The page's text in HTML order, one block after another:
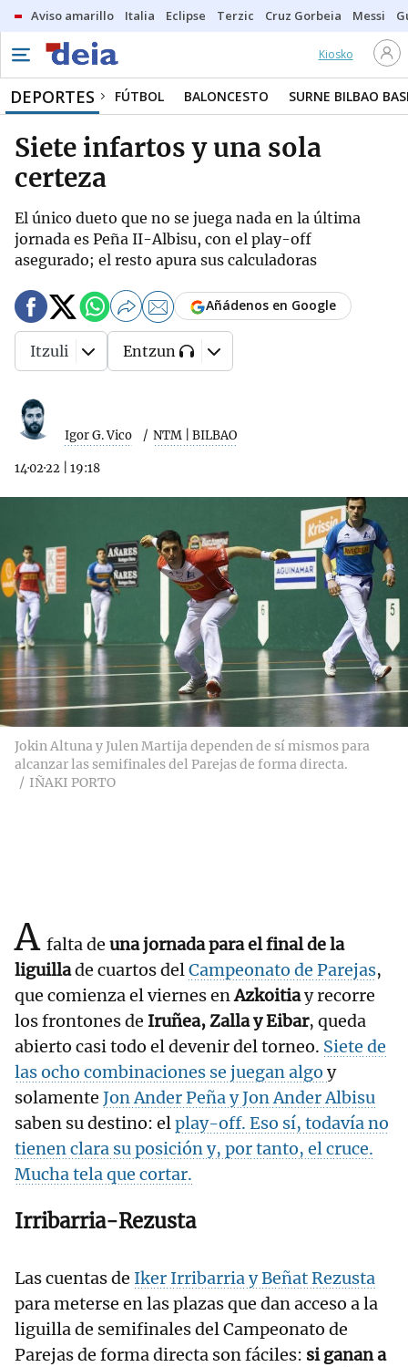
Aviso amarillo Italia Eclipse Terzic Cruz Gorbeia Messi
Kiosko
DEPORTES FÚTBOL BALONCESTO SURNE BILBAO
Siete infartos y una sola
certeza
El único dueto que no se juega nada en la última
jornada es Peña II-Albisu, con el play-off
asegurado; el resto apura sus calculadoras
Igor G. Vico NTM | BILBAO
14·02·22 19:18
Añádenos en Google
Itzuli Entzun
Jokin Altuna y Julen Martija dependen de sí mismos para
alcanzar las semifinales del Parejas de forma directa.
IÑAKI PORTO
A falta de una jornada para el final de la
liguillade cuartos delCampeonato de Parejas,
que comienza el viernes enAzkoitiay recorre
los frontones de Iruñea, Zalla y Eibar, queda
abierto casi todo el devenir del torneo. Siete de
las ocho combinaciones se juegan algo y
solamente Jon Ander Peña y Jon Ander Albisu
saben su destino: elplay-off. Eso sí, todavía no
tienen clara su posición y, por tanto, el cruce.
Mucha tela que cortar.
Irribarria-Rezusta
Las cuentas de Iker Irribarria y Beñat Rezusta
para meterse en las plazas que dan acceso a la
liguilla de semifinales del Campeonato de
Parejas de forma directa son fáciles: si ganan a